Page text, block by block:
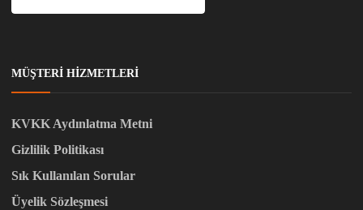
MÜŞTERI HIZMETLERI
KVKK Aydınlatma Metni
Gizlilik Politikası
Sık Kullanılan Sorular
Üyelik Sözleşmesi